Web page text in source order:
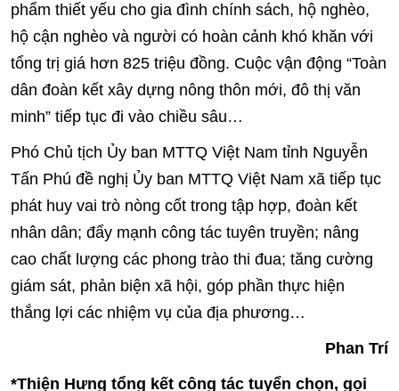
phẩm thiết yếu cho gia đình chính sách, hộ nghèo,
hộ cận nghèo và người có hoàn cảnh khó khăn với
tổng trị giá hơn 825 triệu đồng. Cuộc vận động “Toàn
dân đoàn kết xây dựng nông thôn mới, đô thị văn
minh” tiếp tục đi vào chiều sâu…
Phó Chủ tịch Ủy ban MTTQ Việt Nam tỉnh Nguyễn
Tấn Phú đề nghị Ủy ban MTTQ Việt Nam xã tiếp tục
phát huy vai trò nòng cốt trong tập hợp, đoàn kết
nhân dân; đẩy mạnh công tác tuyên truyền; nâng
cao chất lượng các phong trào thi đua; tăng cường
giám sát, phản biện xã hội, góp phần thực hiện
thắng lợi các nhiệm vụ của địa phương…
Phan Trí
*Thiện Hưng tổng kết công tác tuyển chọn, gọi